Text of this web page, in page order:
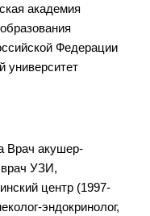
академия
Федерации
университет
Врач акушер-
врач УЗИ,
центр (1997-
эндокринолог,